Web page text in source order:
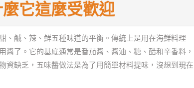
它這麼受歡迎
、鹹、辣、鮮五種味道的平衡。傳統上是用在海鮮料理
醬了。它的基底通常是番茄醬、醬油、糖、醋和辛香料，
資缺乏，五味醬做法是為了用簡單材料提味，沒想到現在